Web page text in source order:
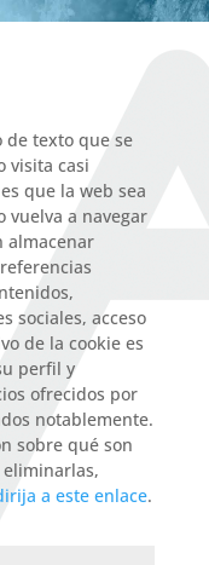
de texto que se
visita casi
que la web sea
vuelva a navegar
almacenar
sociales, acceso
de la cookie es
perfil y
ofrecidos por
notablemente.
sobre qué son
eliminarlas,
a este enlace.